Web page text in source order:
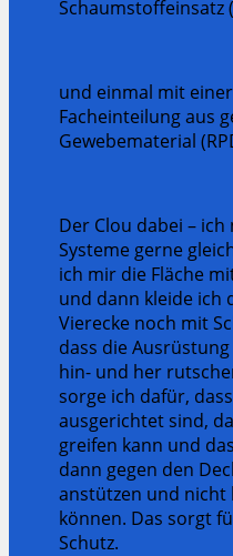
Schaumstoffeinsatz
und einmal mit
Facheinteilung aus
Gewebematerial
Der Clou dabei –
Systeme gerne
ich mir die Fläche
und dann kleide ich
Vierecke noch mit
dass die
hin- und her
sorge ich dafür,
ausgerichtet sind,
greifen kann und
dann gegen den
anstützen und
können. Das sorgt
Schutz.